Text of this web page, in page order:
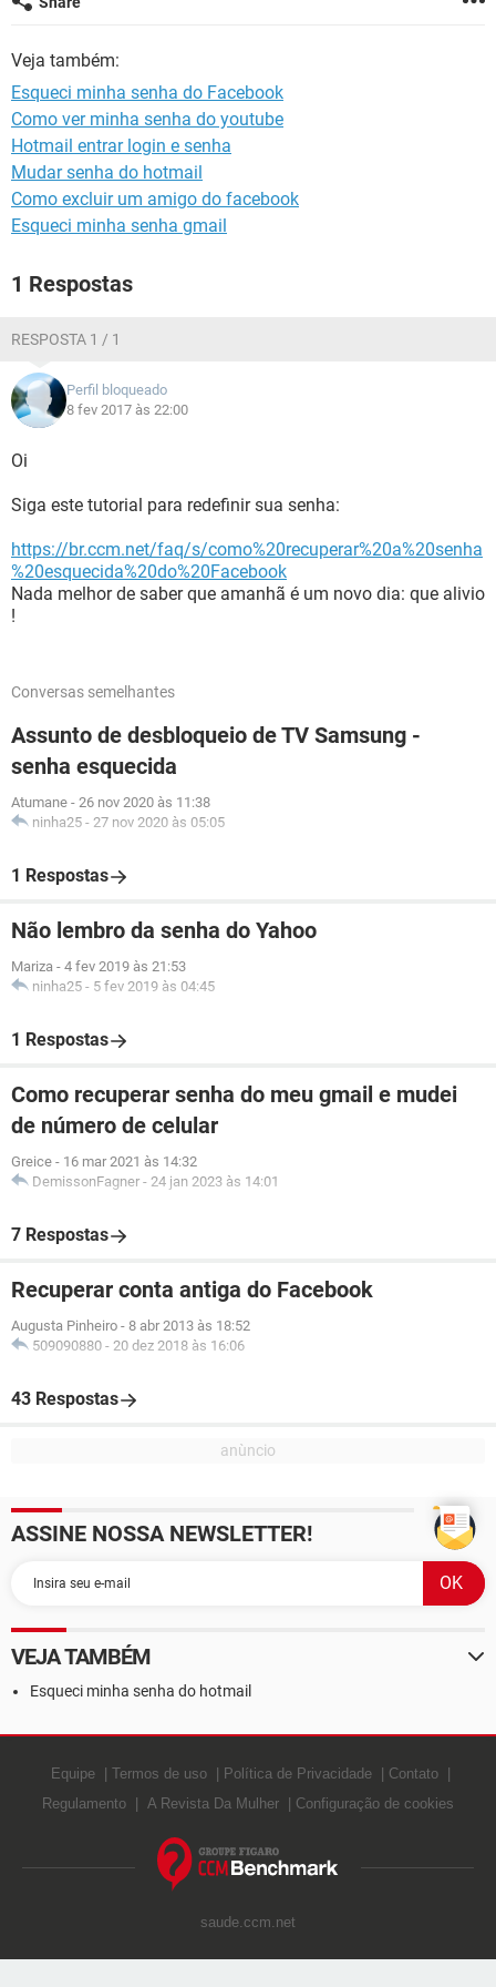
GUIA DE COMPRAS
Veja também:
Esqueci minha senha do Facebook
Como ver minha senha do youtube
Hotmail entrar login e senha
Mudar senha do hotmail
Como excluir um amigo do facebook
Esqueci minha senha gmail
1 Respostas
RESPOSTA 1 / 1
Perfil bloqueado
8 fev 2017 às 22:00
Oi
Siga este tutorial para redefinir sua senha:
https://br.ccm.net/faq/s/como%20recuperar%20a%20senha
%20esquecida%20do%20Facebook
Nada melhor de saber que amanhã é um novo dia: que alivio
!
Conversas semelhantes
Assunto de desbloqueio de TV Samsung -
senha esquecida
Atumane - 26 nov 2020 às 11:38
ninha25 - 27 nov 2020 às 05:05
1 Respostas
Não lembro da senha do Yahoo
Mariza - 4 fev 2019 às 21:53
ninha25 - 5 fev 2019 às 04:45
1 Respostas
Como recuperar senha do meu gmail e mudei
de número de celular
Greice - 16 mar 2021 às 14:32
DemissonFagner - 24 jan 2023 às 14:01
7 Respostas
Recuperar conta antiga do Facebook
Augusta Pinheiro - 8 abr 2013 às 18:52
509090880 - 20 dez 2018 às 16:06
43 Respostas
ASSINE NOSSA NEWSLETTER!
VEJA TAMBÉM
Esqueci minha senha do hotmail
Equipe Termos de uso Política de Privacidade
Contato
Regulamento
A Revista Da Mulher Configuração de cookies
saude.ccm.net